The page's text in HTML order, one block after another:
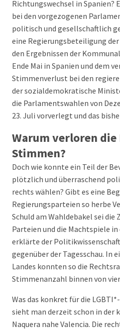
Richtungswechsel in Spanien?
bei den vorgezogenen
politisch und gesellschaftlich
eine Regierungsbeteiligung
den Ergebnissen der
Ende Mai in Spanien und dem
Stimmenverlust bei den
der sozialdemokratische
die Parlamentswahlen von
23. Juli vorverlegt und das
Warum verloren
Stimmen?
Doch wie konnte ein Teil der
plötzlich und überraschend
rechts wählen? Gibt es eine
Regierungsparteien so herbe
Schuld am Wahldebakel sei
Parteien und die Machtspiele
erklärte der
gegenüber der Tagesschau. In
Landes konnten so die
Stimmenanzahl binnen von
Was das konkret für die
sieht man derzeit schon in der
Naquera nahe Valencia. Die